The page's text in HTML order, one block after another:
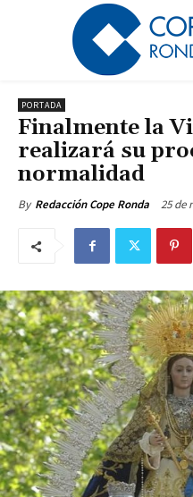
PORTADA
Finalmente la
realizará su
normalidad
By Redacción Cope Ronda 25 de